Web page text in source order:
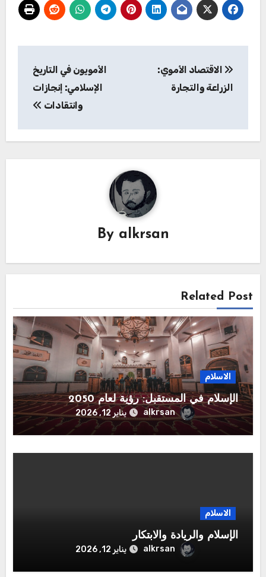
المقالات
الاقتصاد الأموي:
الزراعة والتجارة
الأمويون في التاريخ
الإسلامي: إنجازات
وانتقادات
By alkrsan
Related Post
الاسلام
الإسلام في المستقبل: رؤية لعام 2050
alkrsan يناير 12, 2026
الاسلام
الإسلام والريادة والابتكار
alkrsan يناير 12, 2026